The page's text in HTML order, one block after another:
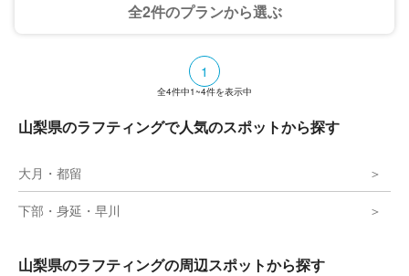
全2件のプランから選ぶ
1
全4件中1~4件を表示中
山梨県のラフティングで人気のスポットから探す
大月・都留
下部・身延・早川
山梨県のラフティングの周辺スポットから探す